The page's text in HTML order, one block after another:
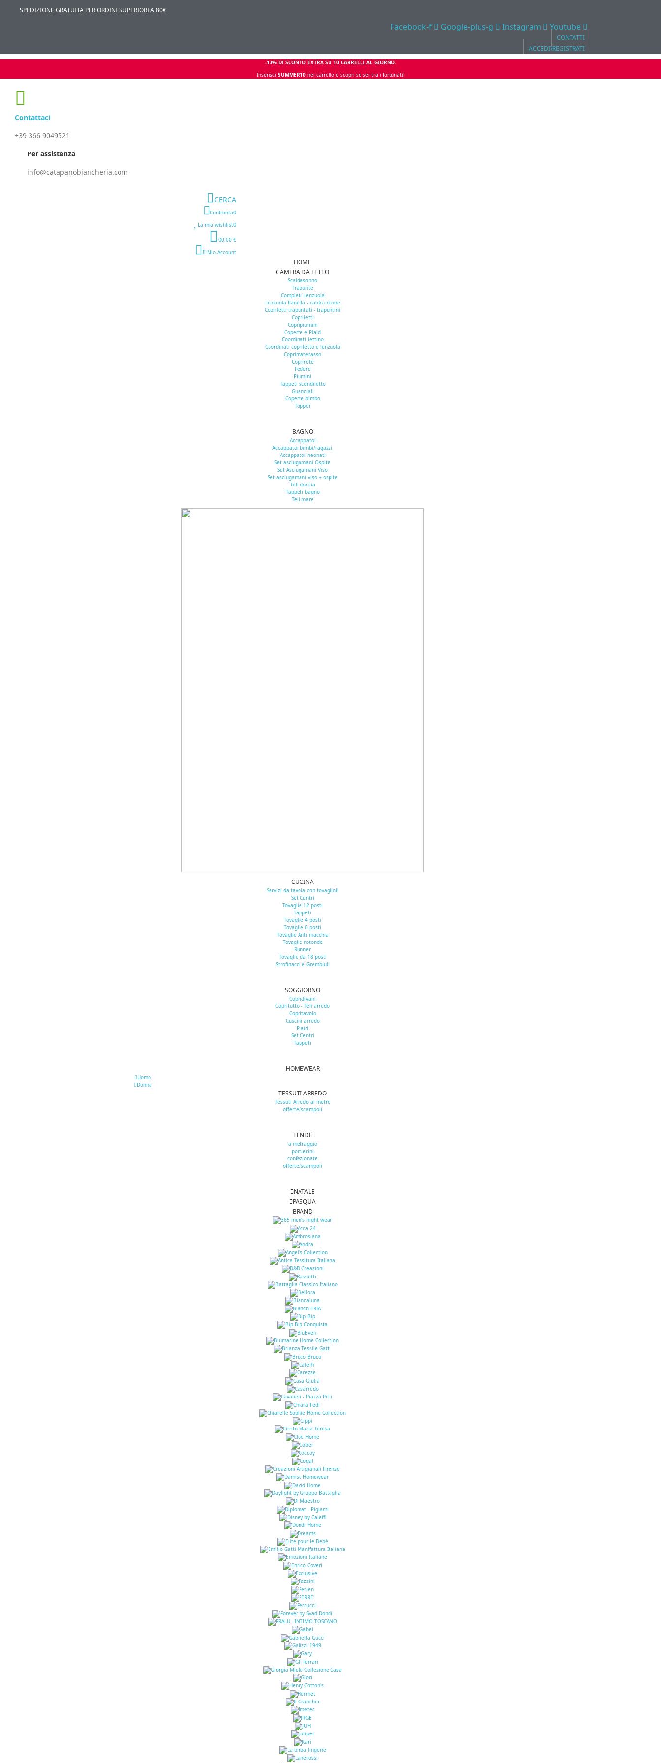
SPEDIZIONE GRATUITA PER ORDINI SUPERIORI A 80€
Facebook-f Google-plus-g Instagram Youtube
CONTATTI
ACCEDI\REGISTRATI
-10% DI SCONTO EXTRA SU 10 CARRELLI AL GIORNO.
Inserisci SUMMER10 nel carrello e scopri se sei tra i fortunati!
Contattaci
+39 366 9049521
Per assistenza
info@catapanobiancheria.com
CERCA
Confronta0
La mia wishlist0
00,00 €
Il Mio Account
HOME
CAMERA DA LETTO
Scaldasonno
Trapunte
Completi Lenzuola
Lenzuola flanella - caldo cotone
Copriletti trapuntati - trapuntini
Copriletti
Copripiumini
Coperte e Plaid
Coordinati lettino
Coordinati copriletto e lenzuola
Coprimaterasso
Coprirete
Federe
Piumini
Tappeti scendiletto
Guanciali
Coperte bimbo
Topper
BAGNO
Accappatoi
Accappatoi bimbi/ragazzi
Accappatoi neonati
Set asciugamani Ospite
Set Asciugamani Viso
Set asciugamani viso + ospite
Teli doccia
Tappeti bagno
Teli mare
CUCINA
Servizi da tavola con tovaglioli
Set Centri
Tovaglie 12 posti
Tappeti
Tovaglie 4 posti
Tovaglie 6 posti
Tovaglie Anti macchia
Tovaglie rotonde
Runner
Tovaglie da 18 posti
Strofinacci e Grembiuli
SOGGIORNO
Copridivani
Copritutto - Teli arredo
Copritavolo
Cuscini arredo
Plaid
Set Centri
Tappeti
HOMEWEAR
Uomo
Donna
TESSUTI ARREDO
Tessuti Arredo al metro
offerte/scampoli
TENDE
a metraggio
portierini
confezionate
offerte/scampoli
NATALE
PASQUA
BRAND